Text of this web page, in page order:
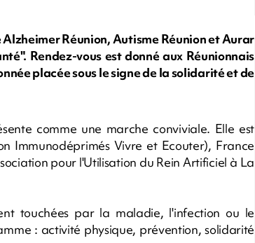
Réunion, Autisme Réunion et Aurar
Rendez-vous est donné aux Réunionnais
placée sous le signe de la solidarité et de
comme une marche conviviale. Elle est
Immunodéprimés Vivre et Ecouter), France
pour l'Utilisation du Rein Artificiel à La
touchées par la maladie, l'infection ou le
: activité physique, prévention, solidarité